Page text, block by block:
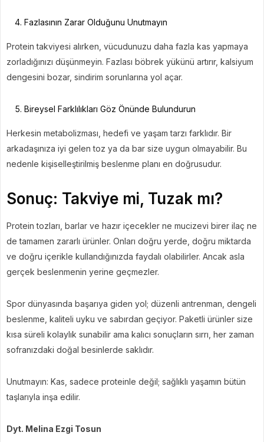
Fazlasının Zarar Olduğunu Unutmayın
Protein takviyesi alırken, vücudunuzu daha fazla kas yapmaya
zorladığınızı düşünmeyin. Fazlası böbrek yükünü artırır, kalsiyum
dengesini bozar, sindirim sorunlarına yol açar.
Bireysel Farklılıkları Göz Önünde Bulundurun
Herkesin metabolizması, hedefi ve yaşam tarzı farklıdır. Bir
arkadaşınıza iyi gelen toz ya da bar size uygun olmayabilir. Bu
nedenle kişiselleştirilmiş beslenme planı en doğrusudur.
Sonuç: Takviye mi, Tuzak mı?
Protein tozları, barlar ve hazır içecekler ne mucizevi birer ilaç ne
de tamamen zararlı ürünler. Onları doğru yerde, doğru miktarda
ve doğru içerikle kullandığınızda faydalı olabilirler. Ancak asla
gerçek beslenmenin yerine geçmezler.
Spor dünyasında başarıya giden yol; düzenli antrenman, dengeli
beslenme, kaliteli uyku ve sabırdan geçiyor. Paketli ürünler size
kısa süreli kolaylık sunabilir ama kalıcı sonuçların sırrı, her zaman
sofranızdaki doğal besinlerde saklıdır.
Unutmayın: Kas, sadece proteinle değil; sağlıklı yaşamın bütün
taşlarıyla inşa edilir.
Dyt. Melina Ezgi Tosun